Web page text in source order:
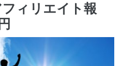
ィリエイト報